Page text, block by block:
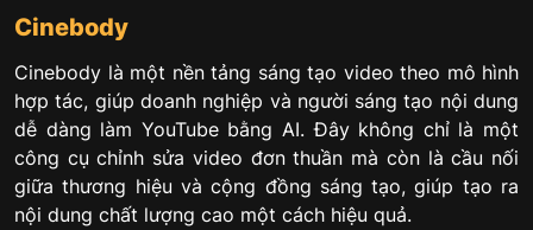
Cinebody
Cinebody là một nền tảng sáng tạo video theo mô hình
hợp tác, giúp doanh nghiệp và người sáng tạo nội dung
dễ dàng làm YouTube bằng AI. Đây không chỉ là một
công cụ chỉnh sửa video đơn thuần mà còn là cầu nối
giữa thương hiệu và cộng đồng sáng tạo, giúp tạo ra
nội dung chất lượng cao một cách hiệu quả.